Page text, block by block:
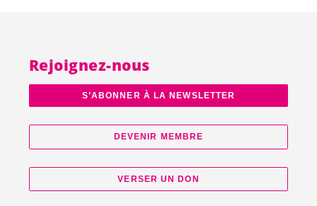
Rejoignez-nous
S’ABONNER À LA NEWSLETTER
DEVENIR MEMBRE
VERSER UN DON